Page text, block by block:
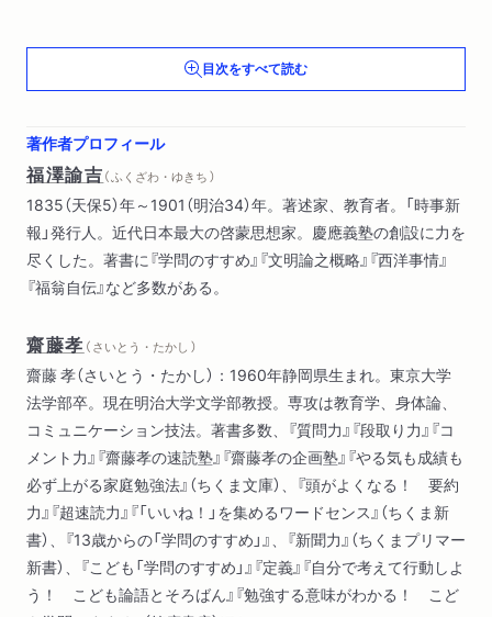
第二編 長崎遊学
はじめてオランダ語を読む／活動の始まり／卑劣な計略の手紙
／江戸を目指す／贋手紙を作る／船旅の危険／歩いて大阪へ／
第三編 大阪修業
緒方塾に入門／兄弟共に病気／緒方先生の親切／兄が死んで家
を継ぐ／母の思いきり／家財を売って借金を片付ける／原書を
盗み写す／「医者の家に砲術修業に行く」という願書／母の病気
／緒方先生に相談／学生生活と酒の悪弊／血に交って赤くなら
第四編 緒方の塾風
酒の飲み方／塾生裸体／不潔に頓着せず／熊の解剖／喧嘩の真
似／スリ扱いされ大いに怖い思いをする／遊女の贋手紙を書く
／騙して河豚を食べさせる／小皿を盗む、投げつける／禁酒し
て煙草の習慣を身に付ける／火事場で活躍／塾生の勉強／勉強
法／自分自力の研究／写本で稼ぐ／化学実験／三日で原書を写
す／大阪の学生、江戸の学生／漢学者を敵視する／目的なしの
勉強
目次をすべて読む
著作者プロフィール
福澤諭吉（ ふくざわ・ゆきち ）
1835（天保5）年～1901（明治34）年。著述家、教育者。「時事新
報」発行人。近代日本最大の啓蒙思想家。慶應義塾の創設に力を
尽くした。著書に『学問のすすめ』『文明論之概略』『西洋事情』
『福翁自伝』など多数がある。
齋藤孝 （ さいとう・たかし ）
齋藤 孝（さいとう・たかし）：1960年静岡県生まれ。東京大学
法学部卒。現在明治大学文学部教授。専攻は教育学、身体論、
コミュニケーション技法。著書多数、『質問力』『段取り力』『コ
メント力』『齋藤孝の速読塾』『齋藤孝の企画塾』『やる気も成績も
必ず上がる家庭勉強法』（ちくま文庫）、『頭がよくなる！ 要約
力』『超速読力』『「いいね！」を集めるワードセンス』（ちくま新
書）、『13歳からの「学問のすすめ」』、『新聞力』（ちくまプリマー
新書）、『こども「学問のすすめ」』『定義』『自分で考えて行動しよ
う！ こども論語とそろばん』『勉強する意味がわかる！ こど